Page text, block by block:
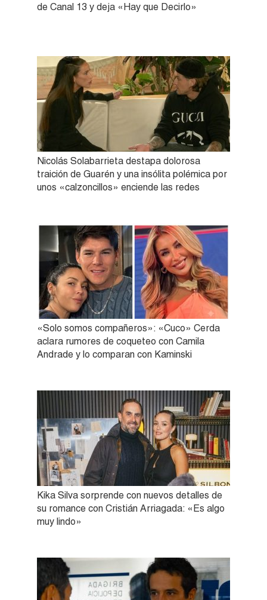
de Canal 13 y deja «Hay que Decirlo»
Nicolás Solabarrieta destapa dolorosa
traición de Guarén y una insólita polémica por
unos «calzoncillos» enciende las redes
«Solo somos compañeros»: «Cuco» Cerda
aclara rumores de coqueteo con Camila
Andrade y lo comparan con Kaminski
Kika Silva sorprende con nuevos detalles de
su romance con Cristián Arriagada: «Es algo
muy lindo»